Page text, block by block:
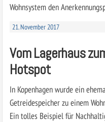
Wohnsystem den
21. November 2017
Vom Lagerhaus
Hotspot
In Kopenhagen wurde ein
Getreidespeicher zu einem
Ein tolles Beispiel für